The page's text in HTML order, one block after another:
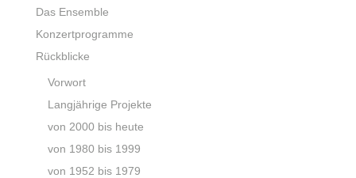
Das Ensemble
Konzertprogramme
Rückblicke
Vorwort
Langjährige Projekte
von 2000 bis heute
von 1980 bis 1999
von 1952 bis 1979